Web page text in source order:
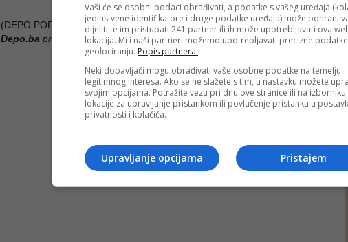
(DEPO PORTAL/af)
Depo.ba pratite putem društvenih mrežaTwitteriFacebook
Vaši će se osobni podaci obrađivati, a podatke s vašeg uređaja
jedinstvene identifikatore i druge podatke uređaja) može
dijeliti te im pristupati 241 partner ili ih može upotrebljavati ova
lokacija. Mi i naši partneri možemo upotrebljavati precizne
geolociranju. Popis partnera.
Neki dobavljači mogu obrađivati vaše osobne podatke na temelju
legitimnog interesa. Ako se ne slažete s tim, u nastavku možete
svojim opcijama. Potražite vezu pri dnu ove stranice ili na izborniku
lokacije za upravljanje pristankom ili povlačenje pristanka u
privatnosti i kolačića.
Pristajem
Upravljanje opcijama